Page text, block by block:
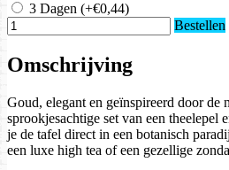
3 Dagen (+€0,44)
Bestellen
Omschrijving
Goud, elegant en geïnspireerd door de
sprookjesachtige set van een theelepel
je de tafel direct in een botanisch
een luxe high tea of een gezellige